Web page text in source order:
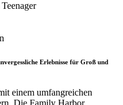
Erlebnisse für Groß und
einem umfangreichen